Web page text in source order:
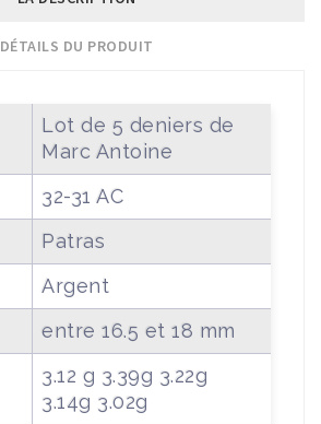
DÉTAILS DU PRODUIT
Lot de 5 deniers de
Marc Antoine
32-31 AC
Patras
Argent
entre 16.5 et 18 mm
3.12 g 3.39g 3.22g
3.14g 3.02g